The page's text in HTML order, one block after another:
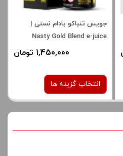
جویس تنباکو بادام نستی |
Nasty Gold Blend e-juice
1,450,000 تومان
انتخاب گزینه ها